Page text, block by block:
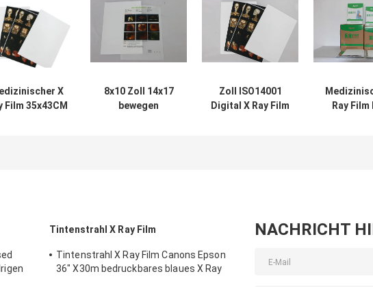
X
Film 35x43CM
8x10 Zoll 14x17
bewegen
Zoll ISO14001
Digital X Ray Film
Ray Film
Tintenstrahl X Ray Film
Tintenstrahl X Ray Film Canons Epson
36" X30m bedruckbares blaues X Ray
NACHRICHT